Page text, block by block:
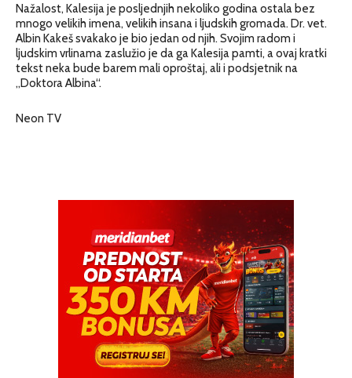
Nažalost, Kalesija je posljednjih nekoliko godina ostala bez
mnogo velikih imena, velikih insana i ljudskih gromada. Dr. vet.
Albin Kakeš svakako je bio jedan od njih. Svojim radom i
ljudskim vrlinama zaslužio je da ga Kalesija pamti, a ovaj kratki
tekst neka bude barem mali oproštaj, ali i podsjetnik na
„Doktora Albina“.
Neon TV